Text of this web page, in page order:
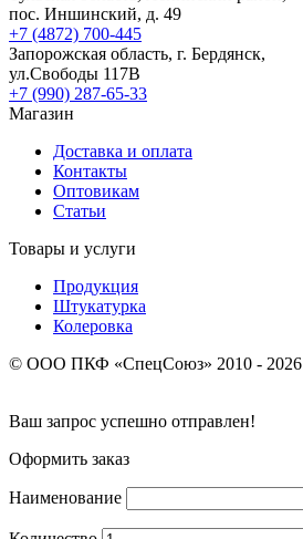
пос. Иншинский, д. 49
+7 (4872) 700-445
Запорожская область, г. Бердянск,
ул.Свободы 117В
+7 (990) 287-65-33
Магазин
Доставка и оплата
Контакты
Оптовикам
Статьи
Товары и услуги
Продукция
Штукатурка
Колеровка
© ООО ПКФ «СпецСоюз» 2010 - 2026
Ваш запрос успешно отправлен!
Оформить заказ
Наименование